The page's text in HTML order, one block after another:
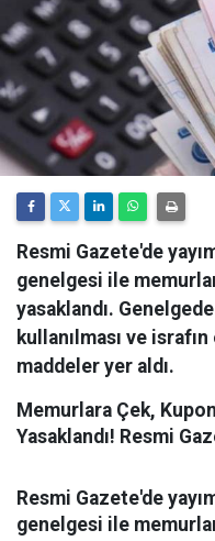
Resmi Gazete'de
genelgesi ile
yasaklandı.
kullanılması ve
maddeler yer aldı.
Memurlara Çek,
Yasaklandı! Resmi
Resmi Gazete'de
genelgesi ile